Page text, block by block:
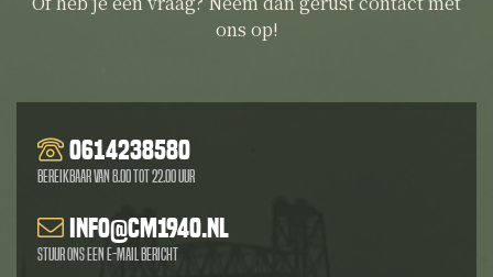
ons op!
0614238580
Bereikbaar van 8.00 tot 22.00 uur
info@cm1940.nl
Stuur ons een e-mail bericht